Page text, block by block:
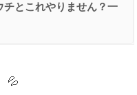
とこれやりません？一
💦